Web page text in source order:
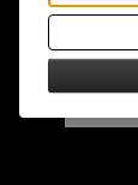
rozměry: